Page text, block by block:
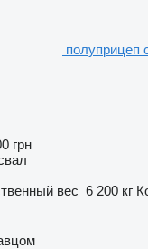
полуприцеп
грн
вес 6 200 кг